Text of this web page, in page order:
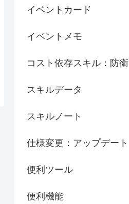
イベントカード
イベントメモ
コスト依存スキル：防衛
スキルデータ
スキルノート
仕様変更：アップデート
便利ツール
便利機能